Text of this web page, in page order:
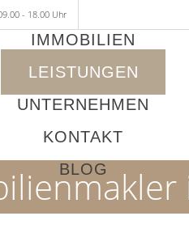
- 18.00 Uhr
IMMOBILIEN
LEISTUNGEN
UNTERNEHMEN
KONTAKT
BLOG